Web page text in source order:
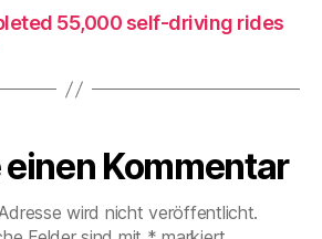
55,000 self-driving rides
Kommentar
wird nicht veröffentlicht.